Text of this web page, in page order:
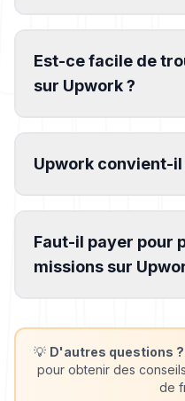
Est-ce facile de
sur Upwork ?
Upwork convient-
Faut-il payer pour
missions sur
💡 D'autres questions ?
pour obtenir des
de